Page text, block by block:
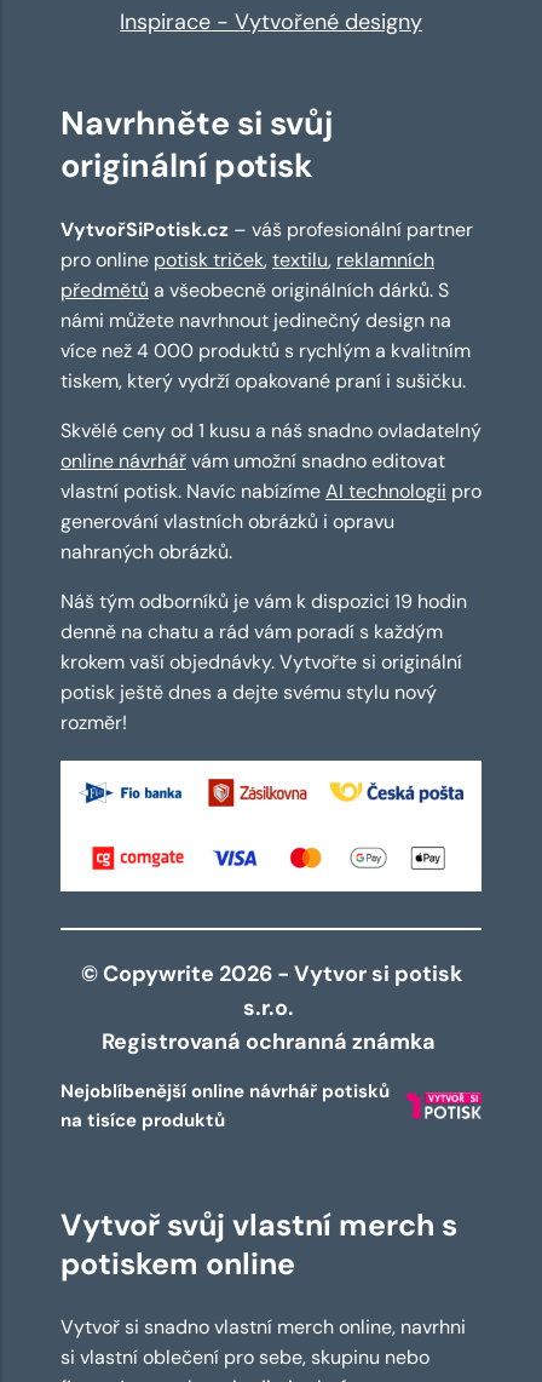
Inspirace - Vytvořené designy
Navrhněte si svůj
originální potisk
VytvořSiPotisk.cz – váš profesionální partner
pro online potisk triček,textilu, reklamních
předmětů a všeobecně originálních dárků. S
námi můžete navrhnout jedinečný design na
více než 4 000 produktů s rychlým a kvalitním
tiskem, který vydrží opakované praní i sušičku.
Skvělé ceny od 1 kusu a náš snadno ovladatelný
online návrhářvám umožní snadno editovat
vlastní potisk. Navíc nabízímeAI technologii pro
generování vlastních obrázků i opravu
nahraných obrázků.
Náš tým odborníků je vám k dispozici 19 hodin
denně na chatu a rád vám poradí s každým
krokem vaší objednávky. Vytvořte si originální
potisk ještě dnes a dejte svému stylu nový
rozměr!
© Copywrite 2026 - Vytvor si potisk
s.r.o.
Registrovaná ochranná známka
Nejoblíbenější online návrhář potisků
na tisíce produktů
Vytvoř svůj vlastní merch s
potiskem online
Vytvoř si snadno vlastní merch online, navrhni
si vlastní oblečení pro sebe, skupinu nebo